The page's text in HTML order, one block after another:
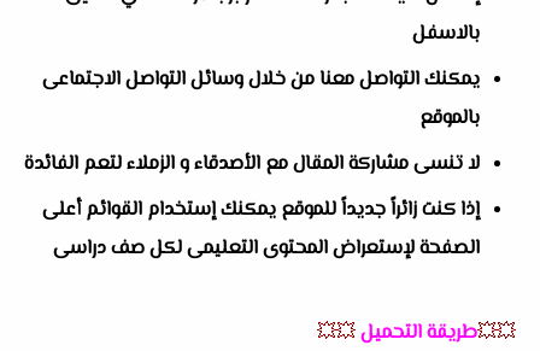
بالاسفل
يمكنك التواصل معنا من خلال وسائل التواصل الاجتماعى
بالموقع
لا تنسى مشاركة المقال مع الأصدقاء و الزملاء لتعم الفائدة
إذا كنت زائراً جديداً للموقع يمكنك إستخدام القوائم أعلى
الصفحة لإستعراض المحتوى التعليمى لكل صف دراسى
💥💥طريقة التحميل💥💥